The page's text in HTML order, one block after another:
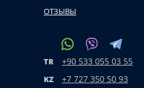
ОТЗЫВЫ
TR +90 533 055 03 55
KZ +7 727 350 50 93